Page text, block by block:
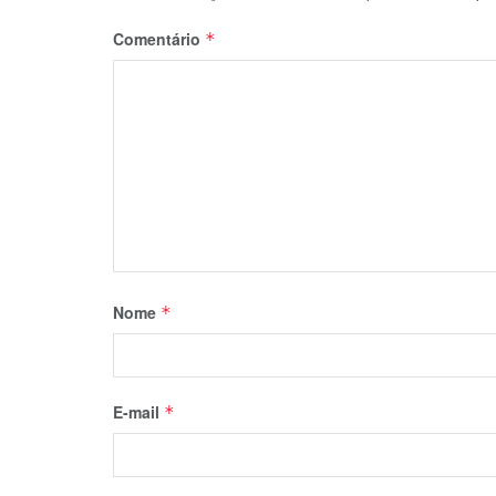
Comentário *
Nome *
E-mail *